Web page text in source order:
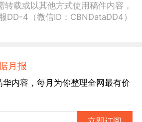
转载或以其他方式使用稿件内容，
DD-4（微信ID：CBNDataDD4）
月报
内容，每月为你整理全网最有价